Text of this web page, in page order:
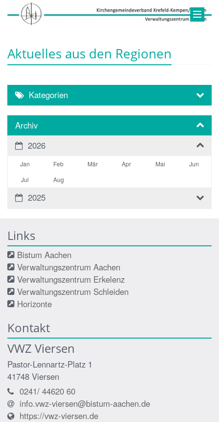
Aktuelles aus den Regionen
Kategorien
Archiv
2026
Jan Feb Mär Apr Mai
Jun
Jul
Aug
2025
Links
Bistum Aachen
Verwaltungszentrum Aachen
Verwaltungszentrum Erkelenz
Verwaltungszentrum Schleiden
Horizonte
Kontakt
VWZ Viersen
Pastor-Lennartz-Platz 1
41748 Viersen
0241/ 44620 60
info.vwz-viersen@bistum-aachen.de
https://vwz-viersen.de